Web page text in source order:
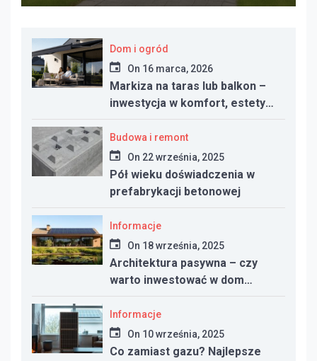
Dom i ogród
On 16 marca, 2026
Markiza na taras lub balkon –
inwestycja w komfort, estetykę
i funkcjonalność przestrzeni
Budowa i remont
On 22 września, 2025
Pół wieku doświadczenia w
prefabrykacji betonowej
Informacje
On 18 września, 2025
Architektura pasywna – czy
warto inwestować w dom
energooszczędny?
Informacje
On 10 września, 2025
Co zamiast gazu? Najlepsze